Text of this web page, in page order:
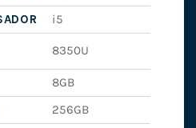
i5
8350U
8GB
256GB